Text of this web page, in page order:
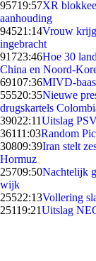
95719:57XR
aanhouding
94521:14Vrouw
ingebracht
91723:46Hoe 30
China en Noord-
69107:36MIVD-baas
55520:35Nieuwe
drugskartels
39022:11Uitslag
36111:03Random
30809:39Iran stelt
Hormuz
25709:50Nachtelijk
wijk
25522:13Vollering
25119:21Uitslag